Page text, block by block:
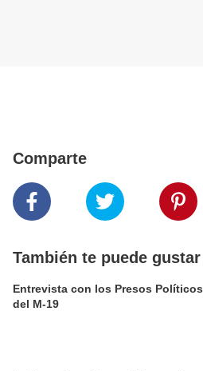
Comparte
También te puede gustar
Entrevista con los Presos Políticos
del M-19